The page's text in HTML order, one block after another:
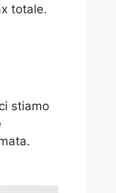
totale.
stiamo